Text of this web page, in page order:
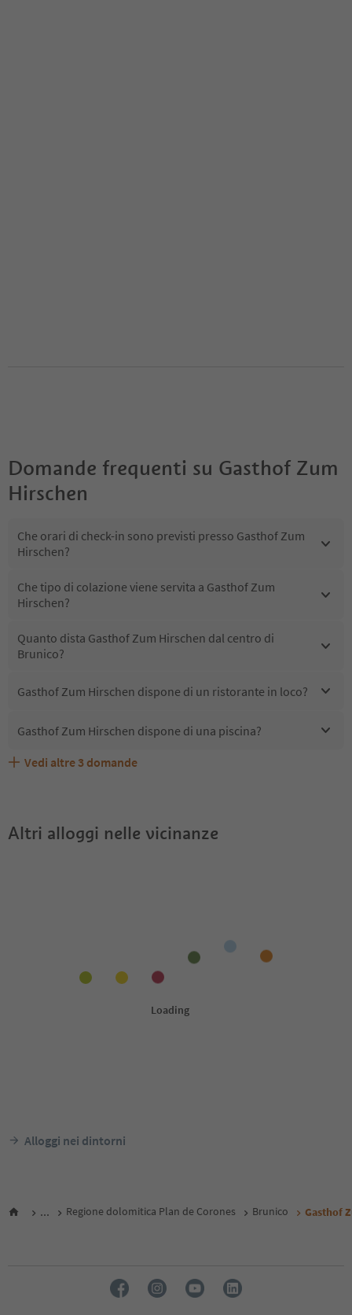
Domande frequenti su Gasthof Zum
Hirschen
Che orari di check-in sono previsti presso Gasthof Zum
Hirschen?
Che tipo di colazione viene servita a Gasthof Zum
Hirschen?
Quanto dista Gasthof Zum Hirschen dal centro di
Brunico?
Gasthof Zum Hirschen dispone di un ristorante in loco?
Gasthof Zum Hirschen dispone di una piscina?
Gasthof Zum Hirschen accetta animali domestici?
Quali servizi/attività sono disponibili presso Gasthof
Gli ospiti di Gasthof Zum Hirschen ricevono l'Alto Adige
Vedi altre 3 domande
Altri alloggi nelle vicinanze
Alloggi nei dintorni
... Regione dolomitica Plan de Corones Brunico Gasthof